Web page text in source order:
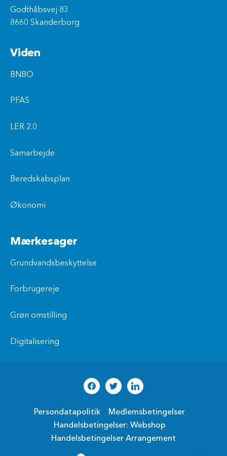
Godthåbsvej 83
8660 Skanderborg
Viden
BNBO
PFAS
LER 2.0
Samarbejde
Beredskabsplan
Økonomi
Mærkesager
Grundvandsbeskyttelse
Forbrugereje
Grøn omstilling
Digitalisering
Persondatapolitik
Medlemsbetingelser
Handelsbetingelser: Webshop
Handelsbetingelser Arrangement